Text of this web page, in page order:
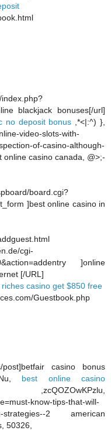
blackjack bonuses[/url]
no deposit bonus ,*<|:^) },
video-slots-with-
of-casino-although-
casino canada, @>;-
board.cgi?
]best online casino in
cgi-
]online
[/URL]
casino get $850 free
Guestbook.php
post]betfair casino bonus
best online casino
know-tips-that-will-
strategies--2 american
50326,